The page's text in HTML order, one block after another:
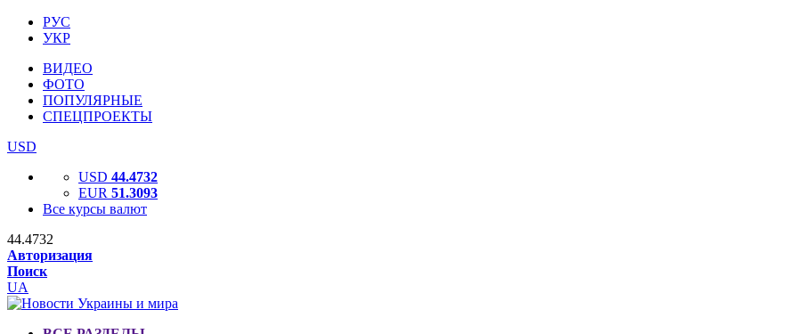
РУС
УКР
ВИДЕО
ФОТО
ПОПУЛЯРНЫЕ
СПЕЦПРОЕКТЫ
USD
USD 44.4732
EUR 51.3093
Все курсы валют
44.4732
Авторизация
Поиск
UA